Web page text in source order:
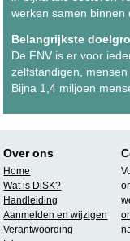
werken samen binnen
Belangrijkste
De FNV is er voor
zelfstandigen,
Bijna 1,4 miljoen
Over ons
Home
Wat is DiSK?
Handleiding
Aanmelden en wijzigen
Verantwoording